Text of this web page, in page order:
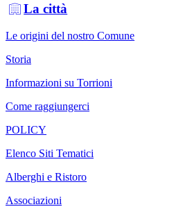
La città
Le origini del nostro Comune
Storia
Informazioni su Torrioni
Come raggiungerci
POLICY
Elenco Siti Tematici
Alberghi e Ristoro
Associazioni